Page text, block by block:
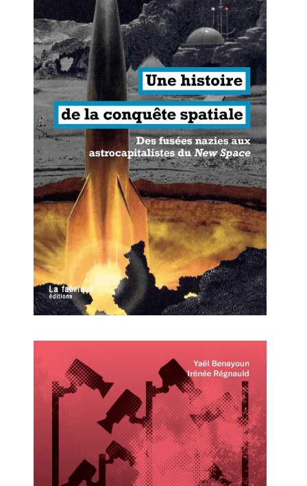
Quand Mistral veut moraliser le
pillage
Commentaire sur la polémique
des perroquets
Les syndicats, (tout) contre l’IA
En Seine-et-Marne, le projet de
Campus IA doit sortir des
champs : « On impose et copie
le gigantisme états-unien »
Addendum sur les machines à
laver, et l’intelligence artificielle
La vaste blague du macronisme
crypto-spatial